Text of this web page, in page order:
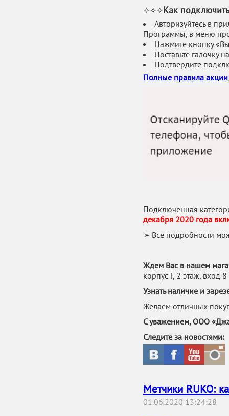
✧✧✧Как
Авторизуйтесь в
Программы, в меню
Нажмите кнопку
Поставьте галочку
Подтвердите
Полные правила акции
Подключенная
декабря 2020 года
➢ Все подробности
Ждем Вас в нашем
корпус Г, 2 этаж, вход
Узнать наличие и
Желаем отличных
С уважением, ООО
Следите за новостями:
Метчики RUKO:
01.06.2020 13:24:28